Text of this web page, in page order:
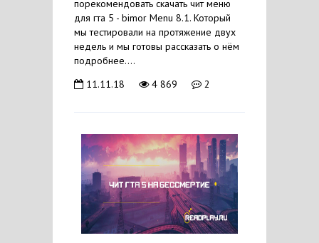
порекомендовать скачать чит меню
для гта 5 - bimor Menu 8.1. Который
мы тестировали на протяжение двух
недель и мы готовы рассказать о нём
подробнее....
11.11.18
4 869 2